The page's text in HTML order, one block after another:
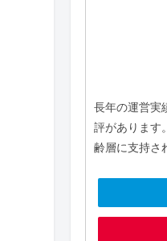
長年の運営実
評があります
齢層に支持さ